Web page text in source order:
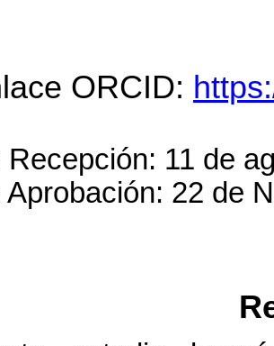
ORCID:
Recepción: 11 de
Aprobación: 22 de